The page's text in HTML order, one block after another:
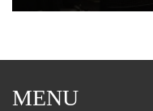
MENU